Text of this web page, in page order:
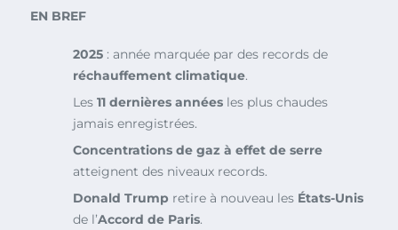
EN BREF
2025 : année marquée par des records de
réchauffement climatique.
Les 11 dernières années les plus chaudes
jamais enregistrées.
Concentrations de gaz à effet de serre
atteignent des niveaux records.
Donald Trump retire à nouveau les États-Unis
de l’Accord de Paris.